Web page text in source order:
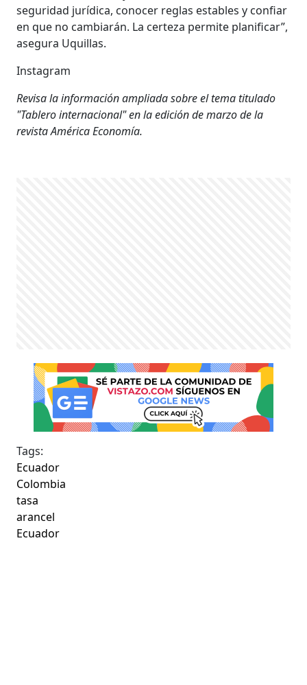
seguridad jurídica, conocer reglas estables y confiar
en que no cambiarán. La certeza permite planificar”,
asegura Uquillas.
Instagram
Revisa la información ampliada sobre el tema titulado
"Tablero internacional" en la edición de marzo de la
revista América Economía.
Tags:
Ecuador
Colombia
tasa
arancel
Ecuador